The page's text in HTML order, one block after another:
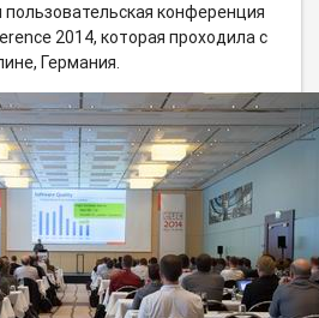
конференция
2014, которая проходила с
Германия.